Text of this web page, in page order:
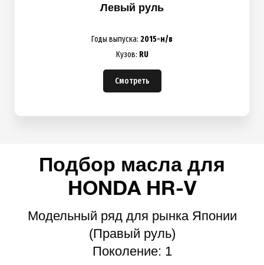
Левый руль
Годы выпуска: 2015-н/в
Кузов: RU
Смотреть
Подбор масла для
HONDA HR-V
Модельный ряд для рынка Японии
(Правый руль)
Поколение: 1